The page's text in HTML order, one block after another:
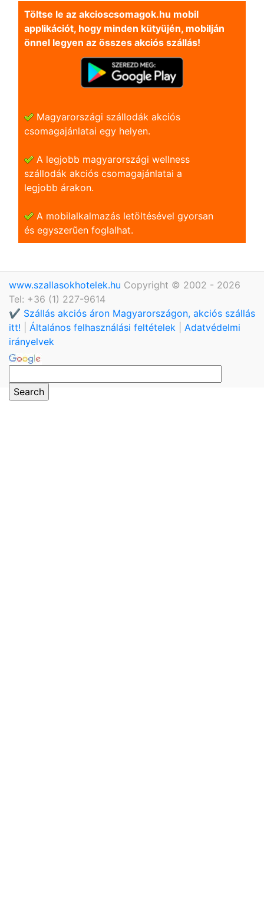
Töltse le az akcioscsomagok.hu mobil
applikációt, hogy minden kütyüjén, mobilján
önnel legyen az összes akciós szállás!
Magyarországi szállodák akciós
csomagajánlatai egy helyen.
A legjobb magyarországi wellness
szállodák akciós csomagajánlatai a
legjobb árakon.
A mobilalkalmazás letöltésével gyorsan
és egyszerũen foglalhat.
www.szallasokhotelek.hu Copyright © 2002 - 2026
Tel: +36 (1) 227-9614
✔️ Szállás akciós áron Magyarországon, akciós szállás
itt!
Általános felhasználási feltételek
Adatvédelmi
irányelvek